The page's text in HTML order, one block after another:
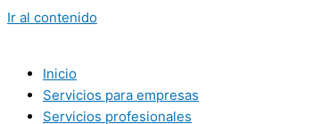
Ir al contenido
Inicio
Servicios para empresas
Servicios profesionales